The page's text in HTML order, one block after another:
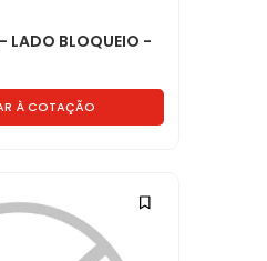
LADO BLOQUEIO -
À COTAÇÃO